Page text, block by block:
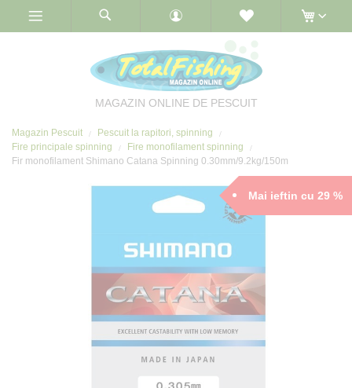
MAGAZIN ONLINE DE PESCUIT
Magazin Pescuit
Pescuit la rapitori, spinning
Fire principale spinning
Fire monofilament spinning
Fir monofilament Shimano Catana Spinning 0.30mm/9.2kg/150m
Mai ieftin cu 29 %